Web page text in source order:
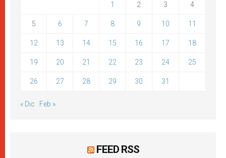
1 2 3 4
5 6 7 8 9 10 11
12 13 14 15 16 17 18
19 20 21 22 23 24 25
26 27 28 29 30 31
« Dic Feb »
FEED RSS